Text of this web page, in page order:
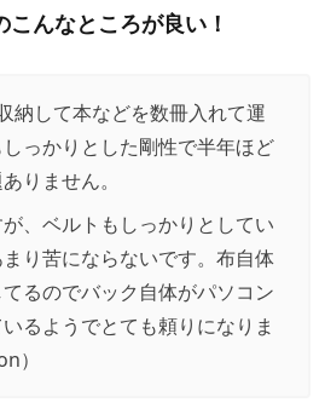
んなところが良い！
納して本などを数冊入れて運
っかりとした剛性で半年ほど
りません。
、ベルトもしっかりとしてい
り苦にならないです。布自体
るのでバック自体がパソコン
るようでとても頼りになりま
）